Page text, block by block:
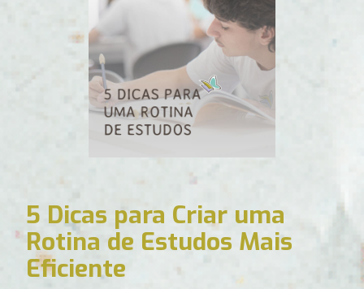
5 Dicas para Criar uma
Rotina de Estudos Mais
Eficiente